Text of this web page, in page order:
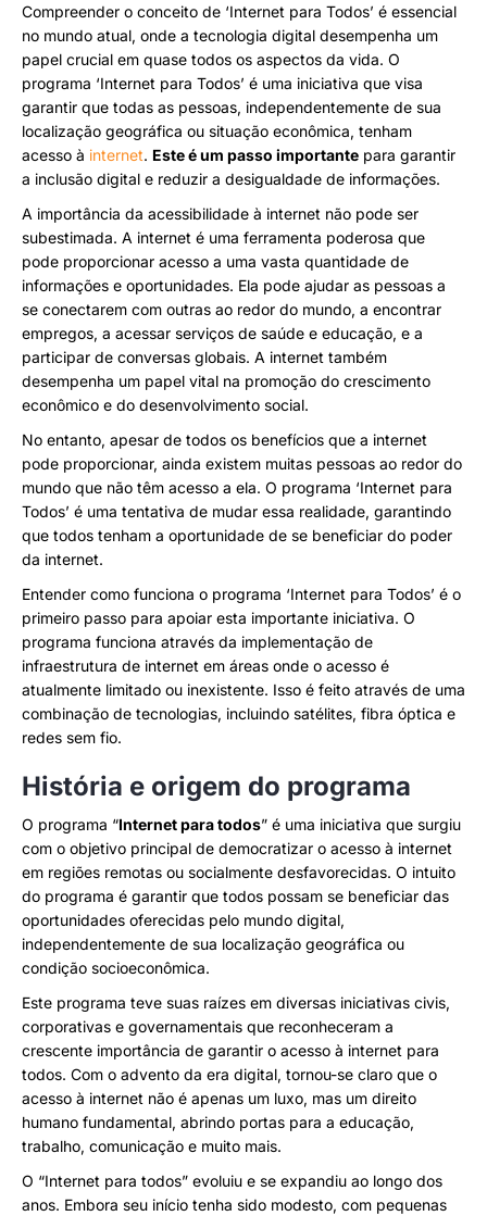
Compreender o conceito de ‘Internet para Todos’ é essencial
no mundo atual, onde a tecnologia digital desempenha um
papel crucial em quase todos os aspectos da vida. O
programa ‘Internet para Todos’ é uma iniciativa que visa
garantir que todas as pessoas, independentemente de sua
localização geográfica ou situação econômica, tenham
acesso à internet. Este é um passo importante para garantir
a inclusão digital e reduzir a desigualdade de informações.
A importância da acessibilidade à internet não pode ser
subestimada. A internet é uma ferramenta poderosa que
pode proporcionar acesso a uma vasta quantidade de
informações e oportunidades. Ela pode ajudar as pessoas a
se conectarem com outras ao redor do mundo, a encontrar
empregos, a acessar serviços de saúde e educação, e a
participar de conversas globais. A internet também
desempenha um papel vital na promoção do crescimento
econômico e do desenvolvimento social.
No entanto, apesar de todos os benefícios que a internet
pode proporcionar, ainda existem muitas pessoas ao redor do
mundo que não têm acesso a ela. O programa ‘Internet para
Todos’ é uma tentativa de mudar essa realidade, garantindo
que todos tenham a oportunidade de se beneficiar do poder
da internet.
Entender como funciona o programa ‘Internet para Todos’ é o
primeiro passo para apoiar esta importante iniciativa. O
programa funciona através da implementação de
infraestrutura de internet em áreas onde o acesso é
atualmente limitado ou inexistente. Isso é feito através de uma
combinação de tecnologias, incluindo satélites, fibra óptica e
redes sem fio.
História e origem do programa
O programa “Internet para todos” é uma iniciativa que surgiu
com o objetivo principal de democratizar o acesso à internet
em regiões remotas ou socialmente desfavorecidas. O intuito
do programa é garantir que todos possam se beneficiar das
oportunidades oferecidas pelo mundo digital,
independentemente de sua localização geográfica ou
condição socioeconômica.
Este programa teve suas raízes em diversas iniciativas civis,
corporativas e governamentais que reconheceram a
crescente importância de garantir o acesso à internet para
todos. Com o advento da era digital, tornou-se claro que o
acesso à internet não é apenas um luxo, mas um direito
humano fundamental, abrindo portas para a educação,
trabalho, comunicação e muito mais.
O “Internet para todos” evoluiu e se expandiu ao longo dos
anos. Embora seu início tenha sido modesto, com pequenas